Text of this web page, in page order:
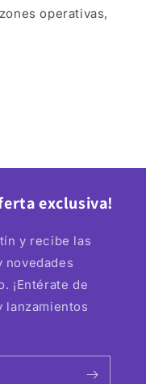
operativas,
exclusiva!
y recibe las
novedades
¡Entérate de